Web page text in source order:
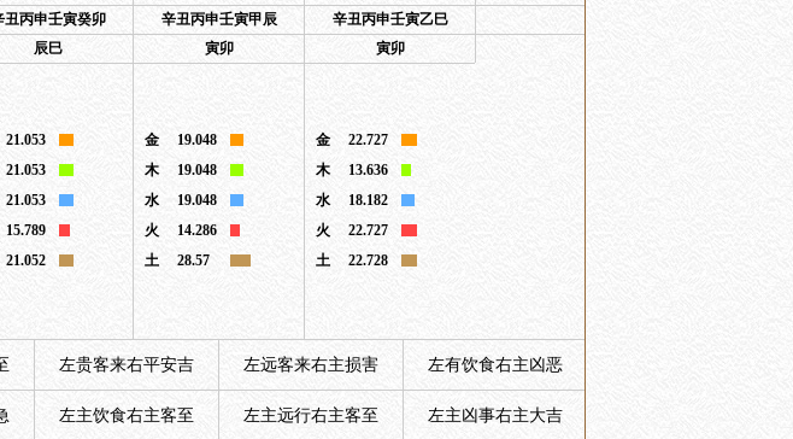
丑丙申壬寅癸卯 辛丑丙申壬寅甲辰
辛丑丙申壬寅乙巳
辰巳 寅卯 寅卯
21.053
21.053
21.053
15.789
21.052
金
19.048
木
19.048
水
19.048
火
14.286
土
28.57
金
22.727
木
13.636
水
18.182
火
22.727
土
22.728
左贵客来右平安吉 左远客来右主损害 左有饮食右主凶恶
左主饮食右主客至 左主远行右主客至 左主凶事右主大吉